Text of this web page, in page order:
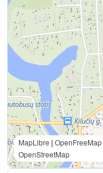
MapLibre | OpenFreeMap
OpenStreetMap